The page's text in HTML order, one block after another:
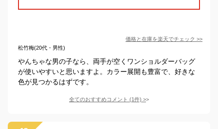
価格と在庫を楽天でチェック >>
松竹梅(20代・男性)
やんちゃな男の子なら、両手が空くワンショルダーバッグ
が使いやすいと思いますよ。カラー展開も豊富で、好きな
色が見つかるはずです。
全てのおすすめコメント (1件) >